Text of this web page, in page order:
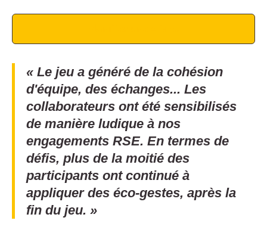
« Le jeu a généré de la cohésion
d'équipe, des échanges... Les
collaborateurs ont été sensibilisés
de manière ludique à nos
engagements RSE. En termes de
défis, plus de la moitié des
participants ont continué à
appliquer des éco-gestes, après la
fin du jeu. »